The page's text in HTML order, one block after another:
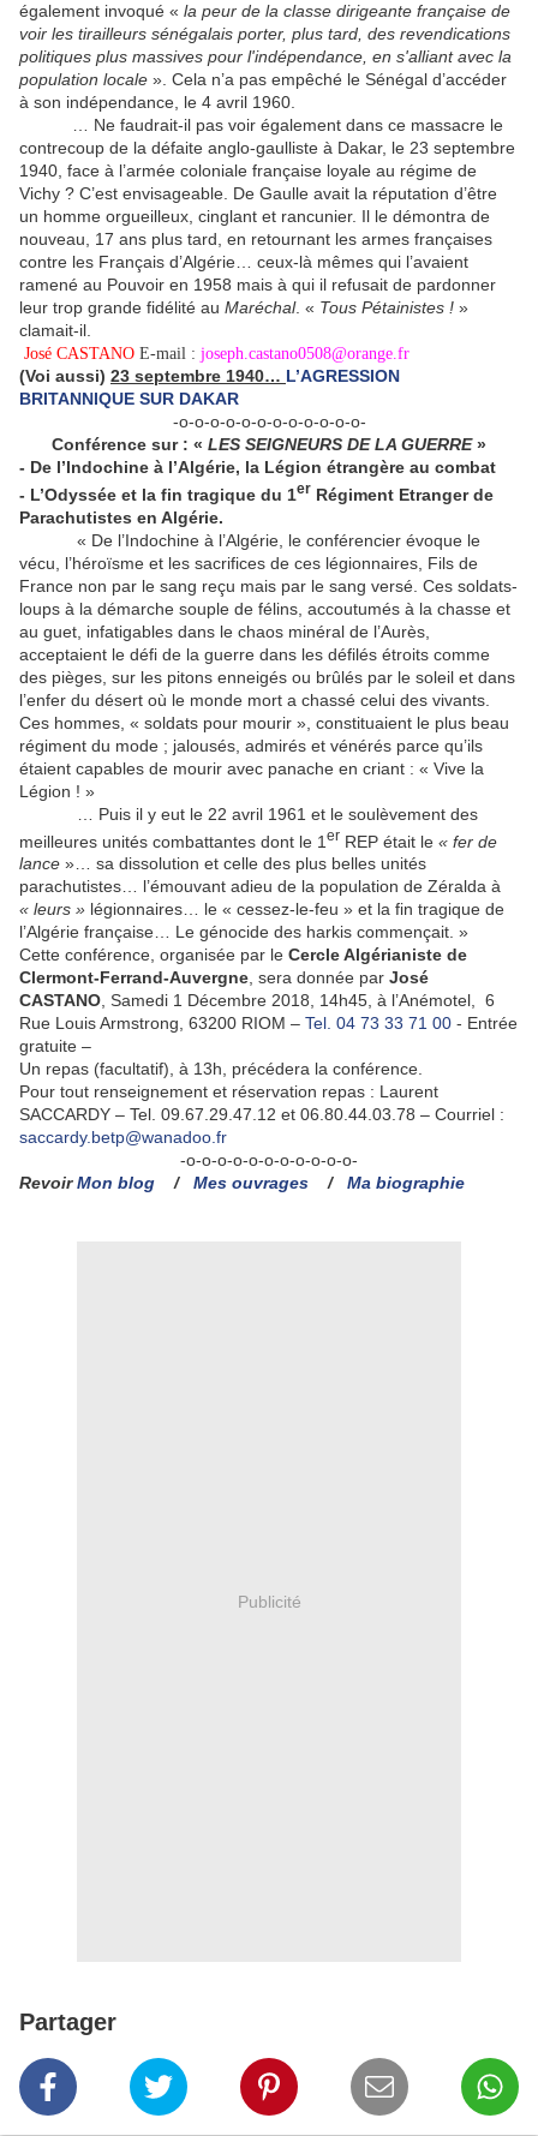
également invoqué « la peur de la classe dirigeante française de
voir les tirailleurs sénégalais porter, plus tard, des revendications
politiques plus massives pour l'indépendance, en s'alliant avec la
population locale ». Cela n’a pas empêché le Sénégal d’accéder
à son indépendance, le 4 avril 1960.
… Ne faudrait-il pas voir également dans ce massacre le
contrecoup de la défaite anglo-gaulliste à Dakar, le 23 septembre
1940, face à l’armée coloniale française loyale au régime de
Vichy ? C’est envisageable. De Gaulle avait la réputation d’être
un homme orgueilleux, cinglant et rancunier. Il le démontra de
nouveau, 17 ans plus tard, en retournant les armes françaises
contre les Français d’Algérie… ceux-là mêmes qui l’avaient
ramené au Pouvoir en 1958 mais à qui il refusait de pardonner
leur trop grande fidélité au Maréchal. « Tous Pétainistes ! »
clamait-il.
José CASTANO E-mail : joseph.castano0508@orange.fr
(Voi aussi) 23 septembre 1940… L’AGRESSION
BRITANNIQUE SUR DAKAR
-o-o-o-o-o-o-o-o-o-o-o-o-
Conférence sur : « LES SEIGNEURS DE LA GUERRE»
- De l’Indochine à l’Algérie, la Légion étrangère au combat
- L’Odyssée et la fin tragique du 1er Régiment Etranger de
Parachutistes en Algérie.
« De l’Indochine à l’Algérie, le conférencier évoque le
vécu, l’héroïsme et les sacrifices de ces légionnaires, Fils de
France non par le sang reçu mais par le sang versé. Ces soldats-
loups à la démarche souple de félins, accoutumés à la chasse et
au guet, infatigables dans le chaos minéral de l’Aurès,
acceptaient le défi de la guerre dans les défilés étroits comme
des pièges, sur les pitons enneigés ou brûlés par le soleil et dans
l’enfer du désert où le monde mort a chassé celui des vivants.
Ces hommes, « soldats pour mourir », constituaient le plus beau
régiment du mode ; jalousés, admirés et vénérés parce qu’ils
étaient capables de mourir avec panache en criant : « Vive la
Légion ! »
… Puis il y eut le 22 avril 1961 et le soulèvement des
meilleures unités combattantes dont le 1 er REP était le « fer de
lance »… sa dissolution et celle des plus belles unités
parachutistes… l’émouvant adieu de la population de Zéralda à
« leurs » légionnaires… le « cessez-le-feu » et la fin tragique de
l’Algérie française… Le génocide des harkis commençait. »
Cette conférence, organisée par le Cercle Algérianiste de
Clermont-Ferrand-Auvergne, sera donnée par José
CASTANO, Samedi 1 Décembre 2018, 14h45, à l’Anémotel, 6
Rue Louis Armstrong, 63200 RIOM – Tel. 04 73 33 71 00 - Entrée
gratuite –
Un repas (facultatif), à 13h, précédera la conférence.
Pour tout renseignement et réservation repas : Laurent
SACCARDY – Tel. 09.67.29.47.12 et 06.80.44.03.78 – Courriel :
saccardy.betp@wanadoo.fr
-o-o-o-o-o-o-o-o-o-o-o-
RevoirMon blog / Mes ouvrages / Ma biographie
Publicité
Partager